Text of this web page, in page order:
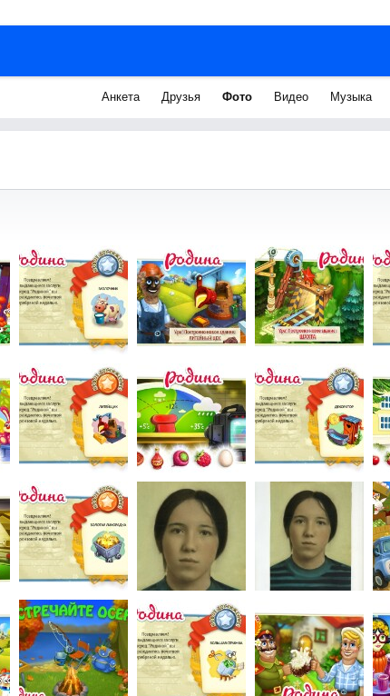
Анкета Друзья Фото Видео Музыка